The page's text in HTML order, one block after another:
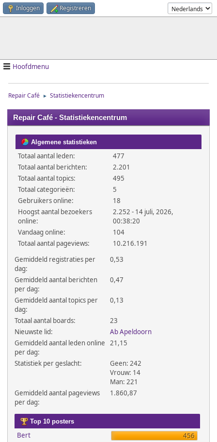
Inloggen Registreren
Hoofdmenu
Repair Café ► Statistiekencentrum
Repair Café - Statistiekencentrum
Algemene statistieken
Totaal aantal leden:
477
Totaal aantal berichten:
2.201
Totaal aantal topics:
495
Totaal categorieën:
5
Gebruikers online:
18
Hoogst aantal bezoekers
online:
2.252 - 14 juli, 2026,
00:38:20
Vandaag online:
104
Totaal aantal pageviews:
10.216.191
Gemiddeld registraties per
dag:
0,53
Gemiddeld aantal berichten
per dag:
0,47
Gemiddeld aantal topics per
dag:
0,13
Totaal aantal boards:
23
Nieuwste lid:
Ab Apeldoorn
Gemiddeld aantal leden online
per dag:
21,15
Statistiek per geslacht:
Geen: 242
Vrouw: 14
Man: 221
Gemiddeld aantal pageviews
per dag:
1.860,87
Top 10 posters
Bert
456